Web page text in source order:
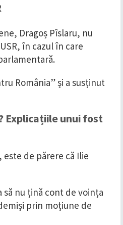
Dragoș Pîslaru, nu
în cazul în care
România” și a susținut
Explicațiile unui fost
de părere că Ilie
nu țină cont de voința
prin moțiune de